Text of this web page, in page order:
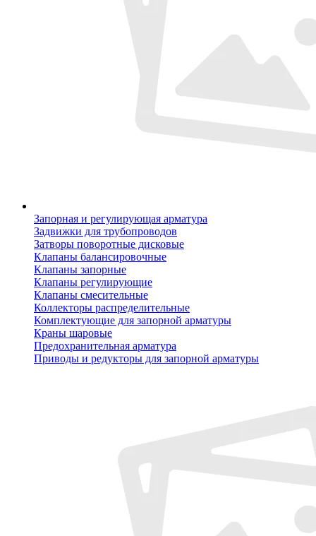
Запорная и регулирующая арматура
Задвижки для трубопроводов
Затворы поворотные дисковые
Клапаны балансировочные
Клапаны запорные
Клапаны регулирующие
Клапаны смесительные
Коллекторы распределительные
Комплектующие для запорной арматуры
Краны шаровые
Предохранительная арматура
Приводы и редукторы для запорной арматуры